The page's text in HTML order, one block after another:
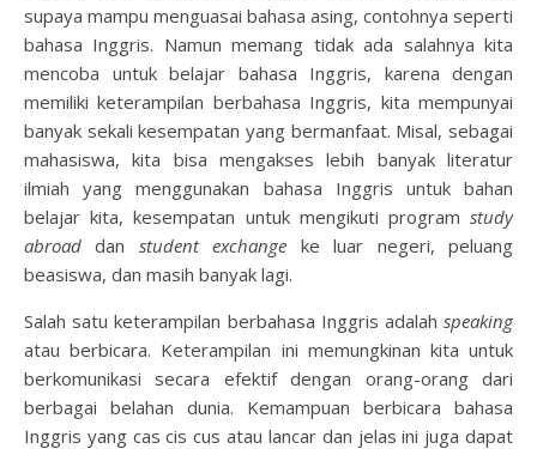
supaya mampu menguasai bahasa asing, contohnya seperti
bahasa Inggris. Namun memang tidak ada salahnya kita
mencoba untuk belajar bahasa Inggris, karena dengan
memiliki keterampilan berbahasa Inggris, kita mempunyai
banyak sekali kesempatan yang bermanfaat. Misal, sebagai
mahasiswa, kita bisa mengakses lebih banyak literatur
ilmiah yang menggunakan bahasa Inggris untuk bahan
belajar kita, kesempatan untuk mengikuti program study
abroaddan student exchange ke luar negeri, peluang
beasiswa, dan masih banyak lagi.
Salah satu keterampilan berbahasa Inggris adalah speaking
atau berbicara. Keterampilan ini memungkinan kita untuk
berkomunikasi secara efektif dengan orang-orang dari
berbagai belahan dunia. Kemampuan berbicara bahasa
Inggris yang cas cis cus atau lancar dan jelas ini juga dapat